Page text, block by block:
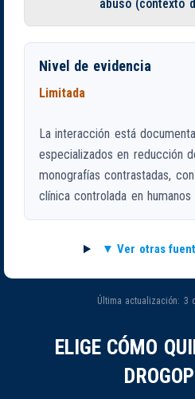
abuso (contexto
Nivel de evidencia
Limitada
La interacción está
especializados en reducción
monografías contrastadas,
clínica controlada en
Ver otras
Última actualización: 3
ELIGE CÓMO